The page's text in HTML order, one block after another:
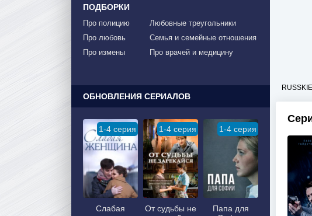
ПОДБОРКИ
Про полицию
Про любовь
Про измены
Любовные треугольники
Семья и семейные отношения
Про врачей и медицину
ОБНОВЛЕНИЯ СЕРИАЛОВ
1-4 серия
Слабая
1-4 серия
От судьбы не
1-4 серия
Папа для